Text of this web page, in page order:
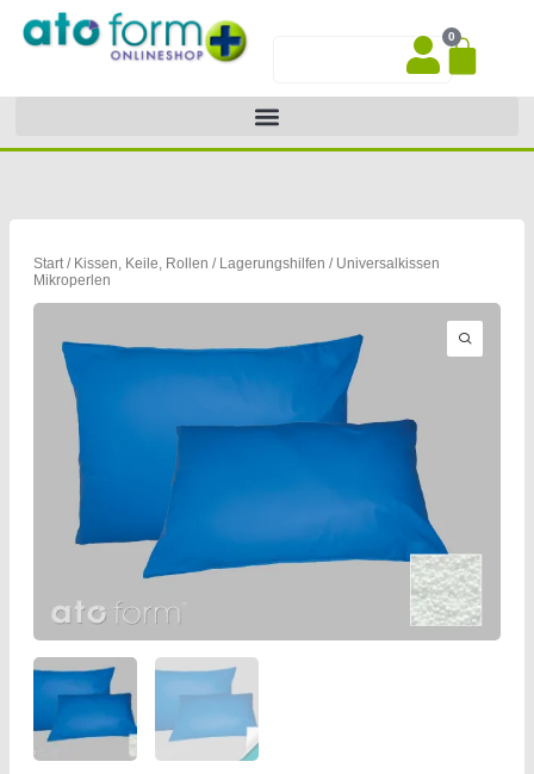
Inhalt
0
Start/ Kissen, Keile, Rollen / Lagerungshilfen / Universalkissen
Mikroperlen